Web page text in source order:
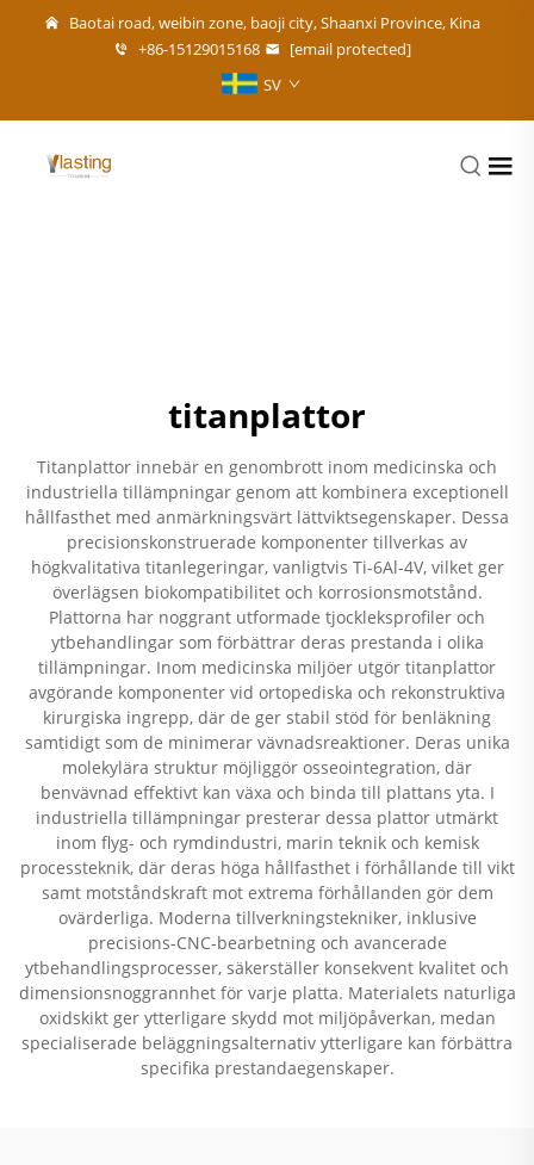
Baotai road, weibin zone, baoji city, Shaanxi Province, Kina
+86-15129015168
[email protected]
SV
titanplattor
Titanplattor innebär en genombrott inom medicinska och
industriella tillämpningar genom att kombinera exceptionell
hållfasthet med anmärkningsvärt lättviktsegenskaper. Dessa
precisionskonstruerade komponenter tillverkas av
högkvalitativa titanlegeringar, vanligtvis Ti-6Al-4V, vilket ger
överlägsen biokompatibilitet och korrosionsmotstånd.
Plattorna har noggrant utformade tjockleksprofiler och
ytbehandlingar som förbättrar deras prestanda i olika
tillämpningar. Inom medicinska miljöer utgör titanplattor
avgörande komponenter vid ortopediska och rekonstruktiva
kirurgiska ingrepp, där de ger stabil stöd för benläkning
samtidigt som de minimerar vävnadsreaktioner. Deras unika
molekylära struktur möjliggör osseointegration, där
benvävnad effektivt kan växa och binda till plattans yta. I
industriella tillämpningar presterar dessa plattor utmärkt
inom flyg- och rymdindustri, marin teknik och kemisk
processteknik, där deras höga hållfasthet i förhållande till vikt
samt motståndskraft mot extrema förhållanden gör dem
ovärderliga. Moderna tillverkningstekniker, inklusive
precisions-CNC-bearbetning och avancerade
ytbehandlingsprocesser, säkerställer konsekvent kvalitet och
dimensionsnoggrannhet för varje platta. Materialets naturliga
oxidskikt ger ytterligare skydd mot miljöpåverkan, medan
specialiserade beläggningsalternativ ytterligare kan förbättra
specifika prestandaegenskaper.